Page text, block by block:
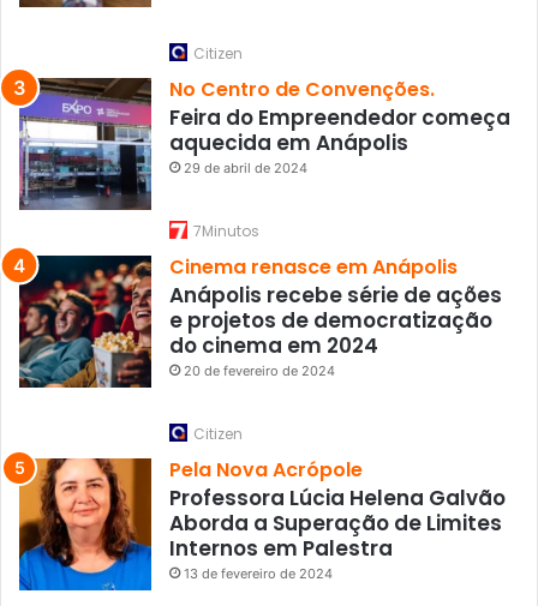
Citizen
No Centro de Convenções.
Feira do Empreendedor começa
aquecida em Anápolis
29 de abril de 2024
7Minutos
Cinema renasce em Anápolis
Anápolis recebe série de ações
e projetos de democratização
do cinema em 2024
20 de fevereiro de 2024
Citizen
Pela Nova Acrópole
Professora Lúcia Helena Galvão
Aborda a Superação de Limites
Internos em Palestra
13 de fevereiro de 2024